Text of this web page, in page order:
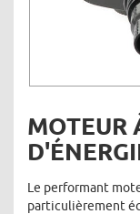
MOTEUR
Le performant
particulièrement